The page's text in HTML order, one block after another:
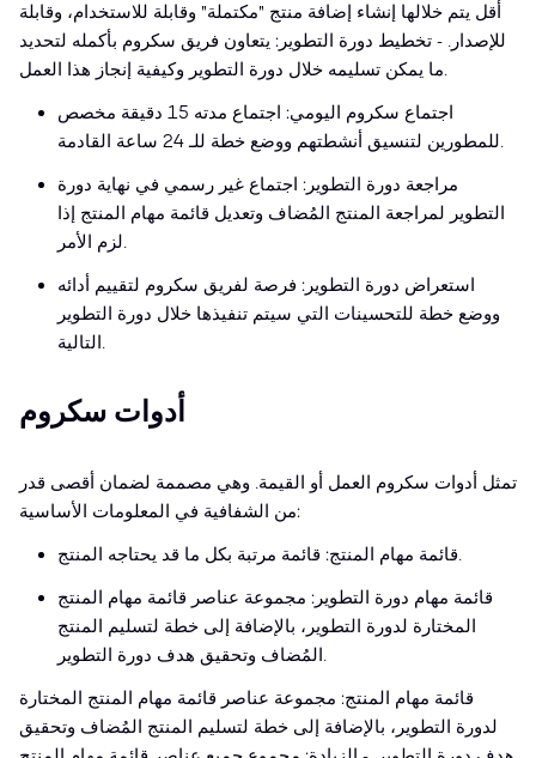
أقل يتم خلالها إنشاء إضافة منتج "مكتملة" وقابلة للاستخدام، وقابلة
للإصدار. - تخطيط دورة التطوير: يتعاون فريق سكروم بأكمله لتحديد
ما يمكن تسليمه خلال دورة التطوير وكيفية إنجاز هذا العمل.
اجتماع سكروم اليومي: اجتماع مدته 15 دقيقة مخصص
للمطورين لتنسيق أنشطتهم ووضع خطة للـ 24 ساعة القادمة.
مراجعة دورة التطوير: اجتماع غير رسمي في نهاية دورة
التطوير لمراجعة المنتج المُضاف وتعديل قائمة مهام المنتج إذا
لزم الأمر.
استعراض دورة التطوير: فرصة لفريق سكروم لتقييم أدائه
ووضع خطة للتحسينات التي سيتم تنفيذها خلال دورة التطوير
التالية.
أدوات سكروم
تمثل أدوات سكروم العمل أو القيمة. وهي مصممة لضمان أقصى قدر
من الشفافية في المعلومات الأساسية:
قائمة مهام المنتج: قائمة مرتبة بكل ما قد يحتاجه المنتج.
قائمة مهام دورة التطوير: مجموعة عناصر قائمة مهام المنتج
المختارة لدورة التطوير، بالإضافة إلى خطة لتسليم المنتج
المُضاف وتحقيق هدف دورة التطوير.
قائمة مهام المنتج: مجموعة عناصر قائمة مهام المنتج المختارة
لدورة التطوير، بالإضافة إلى خطة لتسليم المنتج المُضاف وتحقيق